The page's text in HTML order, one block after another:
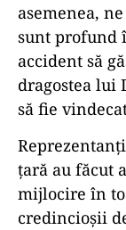
asemenea,
sunt profund
accident să
dragostea lui
să fie
țară au făcut
mijlocire în
credincioșii